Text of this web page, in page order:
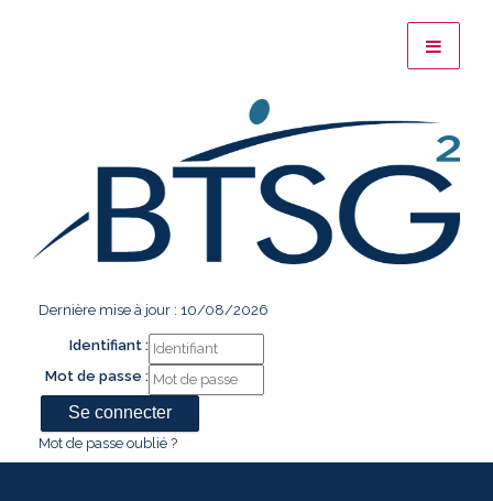
Dernière mise à jour : 10/08/2026
Identifiant :
Mot de passe :
Mot de passe oublié ?